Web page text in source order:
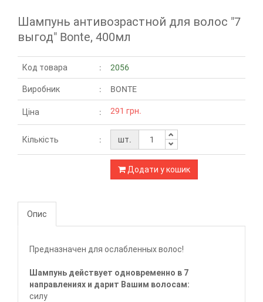
Шампунь антивозрастной для волос "7
выгод" Bonte, 400мл
Код товара 2056
Виробник BONTE
Ціна 291 грн.
Кількість шт.
Додати у кошик
Опис
Предназначен для ослабленных волос!
Шампунь действует одновременно в 7
направлениях и дарит Вашим волосам:
силу